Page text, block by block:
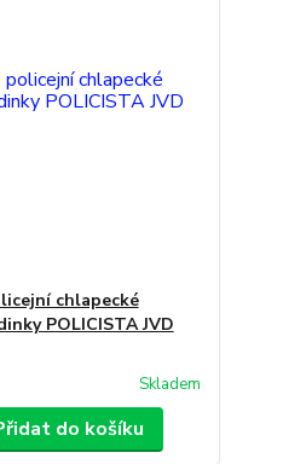
chlapecké
POLICISTA JVD
Skladem
do košíku